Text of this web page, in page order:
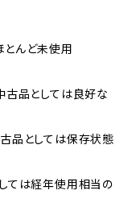
とんど未使用
古品としては良好な
品としては保存状態
ては経年使用相当の